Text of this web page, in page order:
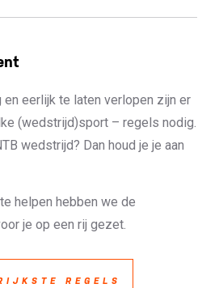
eerlijk te laten verlopen zijn er
(wedstrijd)sport – regels nodig.
wedstrijd? Dan houd je je aan
helpen hebben we de
je op een rij gezet.
REGELS